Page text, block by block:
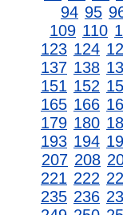
94 95
109 110
123 124
137 138
151 152
165 166
179 180
193 194
207 208
221 222
235 236